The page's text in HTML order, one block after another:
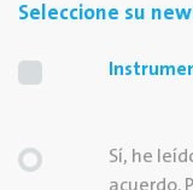
Seleccione su
Sí, he
acuerdo.